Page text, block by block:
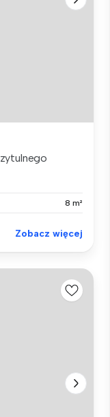
8 m²
Zobacz więcej